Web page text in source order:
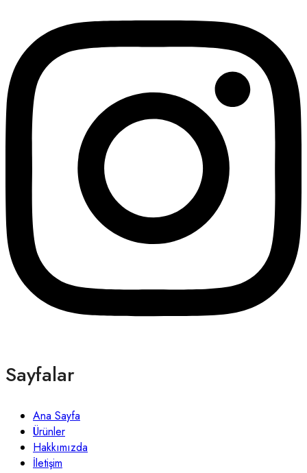
Sayfalar
Ana Sayfa
Ürünler
Hakkımızda
İletişim